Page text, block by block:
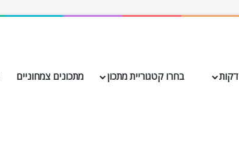
בחרו קטגוריית מתכון מתכונים צמחוניים